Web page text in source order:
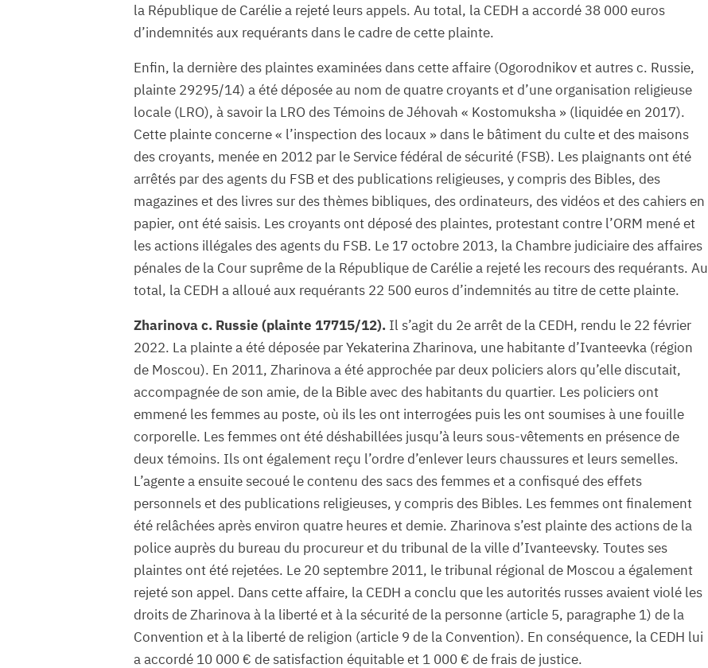
la République de Carélie a rejeté leurs appels. Au total, la CEDH a accordé 38 000 euros
d’indemnités aux requérants dans le cadre de cette plainte.
Enfin, la dernière des plaintes examinées dans cette affaire (Ogorodnikov et autres c. Russie,
plainte 29295/14) a été déposée au nom de quatre croyants et d’une organisation religieuse
locale (LRO), à savoir la LRO des Témoins de Jéhovah « Kostomuksha » (liquidée en 2017).
Cette plainte concerne « l’inspection des locaux » dans le bâtiment du culte et des maisons
des croyants, menée en 2012 par le Service fédéral de sécurité (FSB). Les plaignants ont été
arrêtés par des agents du FSB et des publications religieuses, y compris des Bibles, des
magazines et des livres sur des thèmes bibliques, des ordinateurs, des vidéos et des cahiers en
papier, ont été saisis. Les croyants ont déposé des plaintes, protestant contre l’ORM mené et
les actions illégales des agents du FSB. Le 17 octobre 2013, la Chambre judiciaire des affaires
pénales de la Cour suprême de la République de Carélie a rejeté les recours des requérants. Au
total, la CEDH a alloué aux requérants 22 500 euros d’indemnités au titre de cette plainte.
Zharinova c. Russie (plainte 17715/12). Il s’agit du 2e arrêt de la CEDH, rendu le 22 février
2022. La plainte a été déposée par Yekaterina Zharinova, une habitante d’Ivanteevka (région
de Moscou). En 2011, Zharinova a été approchée par deux policiers alors qu’elle discutait,
accompagnée de son amie, de la Bible avec des habitants du quartier. Les policiers ont
emmené les femmes au poste, où ils les ont interrogées puis les ont soumises à une fouille
corporelle. Les femmes ont été déshabillées jusqu’à leurs sous-vêtements en présence de
deux témoins. Ils ont également reçu l’ordre d’enlever leurs chaussures et leurs semelles.
L’agente a ensuite secoué le contenu des sacs des femmes et a confisqué des effets
personnels et des publications religieuses, y compris des Bibles. Les femmes ont finalement
été relâchées après environ quatre heures et demie. Zharinova s’est plainte des actions de la
police auprès du bureau du procureur et du tribunal de la ville d’Ivanteevsky. Toutes ses
plaintes ont été rejetées. Le 20 septembre 2011, le tribunal régional de Moscou a également
rejeté son appel. Dans cette affaire, la CEDH a conclu que les autorités russes avaient violé les
droits de Zharinova à la liberté et à la sécurité de la personne (article 5, paragraphe 1) de la
Convention et à la liberté de religion (article 9 de la Convention). En conséquence, la CEDH lui
a accordé 10 000 € de satisfaction équitable et 1 000 € de frais de justice.